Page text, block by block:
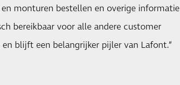
monturen bestellen en overige informatie
bereikbaar voor alle andere customer
blijft een belangrijker pijler van Lafont.”